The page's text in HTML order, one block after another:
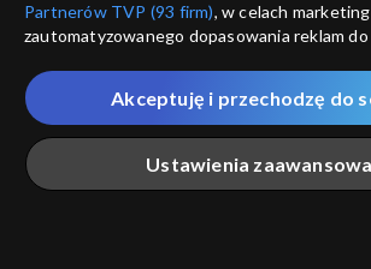
Trzeci punkt widzenia
17.01.2021
Trzeci
10.01.2021
Partnerów TVP (93 firm), w celach
zautomatyzowanego dopasowania reklam
które wskazujemy poniżej, a także zgody na
przez nas identyfikatora PPID do Google.
Twoje dane osobowe zbierane podczas
Ciebie naszych
poszczególnych serwisów
„Portalem”, w tym informacje zapisywane za
Ustawienia
Akceptuję i przechodzę do